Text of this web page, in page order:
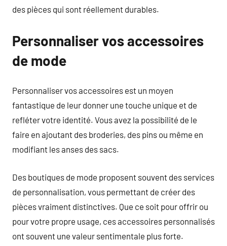
des pièces qui sont réellement durables.
Personnaliser vos accessoires
de mode
Personnaliser vos accessoires est un moyen
fantastique de leur donner une touche unique et de
refléter votre identité. Vous avez la possibilité de le
faire en ajoutant des broderies, des pins ou même en
modifiant les anses des sacs.
Des boutiques de mode proposent souvent des services
de personnalisation, vous permettant de créer des
pièces vraiment distinctives. Que ce soit pour offrir ou
pour votre propre usage, ces accessoires personnalisés
ont souvent une valeur sentimentale plus forte.